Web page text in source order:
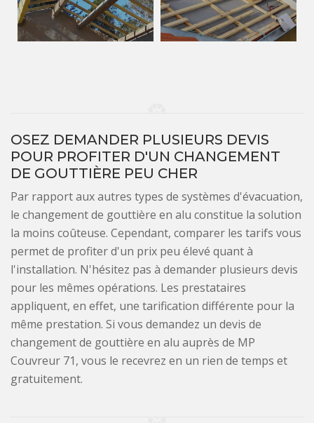
OSEZ DEMANDER PLUSIEURS DEVIS
POUR PROFITER D'UN CHANGEMENT
DE GOUTTIÈRE PEU CHER
Par rapport aux autres types de systèmes d'évacuation,
le changement de gouttière en alu constitue la solution
la moins coûteuse. Cependant, comparer les tarifs vous
permet de profiter d'un prix peu élevé quant à
l'installation. N'hésitez pas à demander plusieurs devis
pour les mêmes opérations. Les prestataires
appliquent, en effet, une tarification différente pour la
même prestation. Si vous demandez un devis de
changement de gouttière en alu auprès de MP
Couvreur 71, vous le recevrez en un rien de temps et
gratuitement.